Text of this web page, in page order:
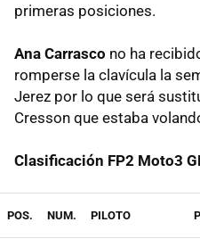
primeras posiciones.
Ana Carrasco no ha
romperse la clavícula la
Jerez por lo que será
Cresson que estaba
Clasificación FP2 Moto3
POS. NUM. PILOTO